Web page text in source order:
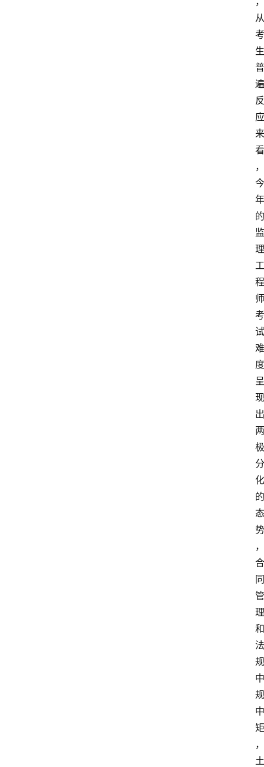
从
考
生
普
遍
反
应
来
看
，
今
年
的
监
理
工
程
师
考
试
难
度
呈
现
出
两
极
分
化
的
态
势
，
合
同
管
理
和
法
规
中
规
中
矩
，
土